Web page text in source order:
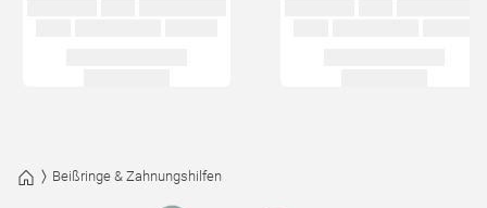
Beißringe & Zahnungshilfen